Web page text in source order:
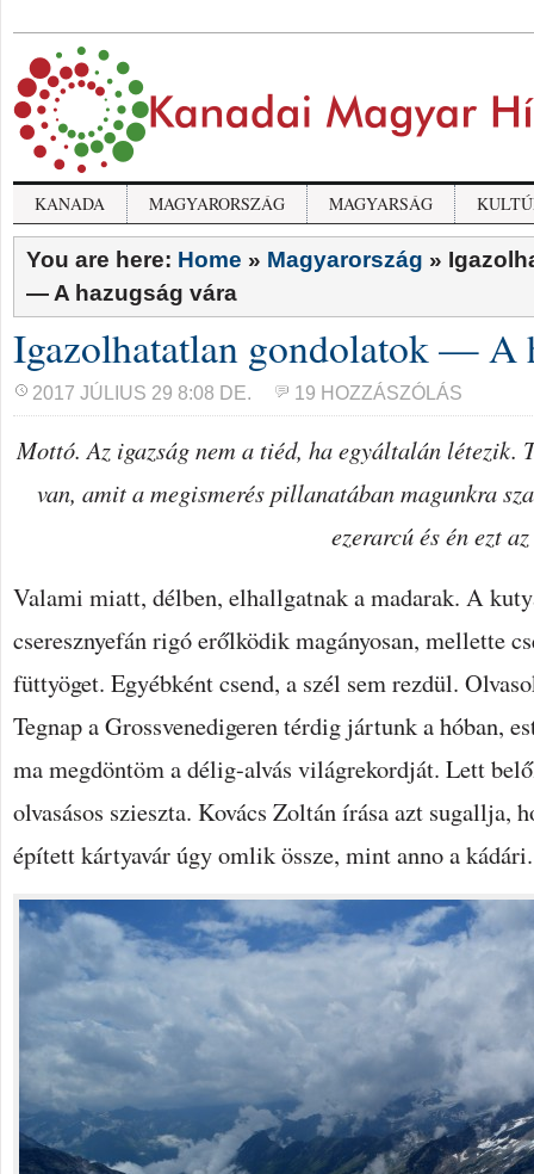
KANADA MAGYARORSZÁG MAGYARSÁG
You are here: Home » Magyarország »
— A hazugság vára
Igazolhatatlan gondolatok — A
2017 JÚLIUS 29 8:08 DE. 19 HOZZÁSZÓLÁS
Mottó. Az igazság nem a tiéd, ha egyáltalán létezik.
van, amit a megismerés pillanatában magunkra
ezerarcú és én ezt
Valami miatt, délben, elhallgatnak a madarak. A
cseresznyefán rigó erőlködik magányosan, mellette
füttyöget. Egyébként csend, a szél sem rezdül.
Tegnap a Grossvenedigeren térdig jártunk a hóban,
ma megdöntöm a délig-alvás világrekordját. Lett
olvasásos szieszta. Kovács Zoltán írása azt sugallja,
épített kártyavár úgy omlik össze, mint anno a kádári.